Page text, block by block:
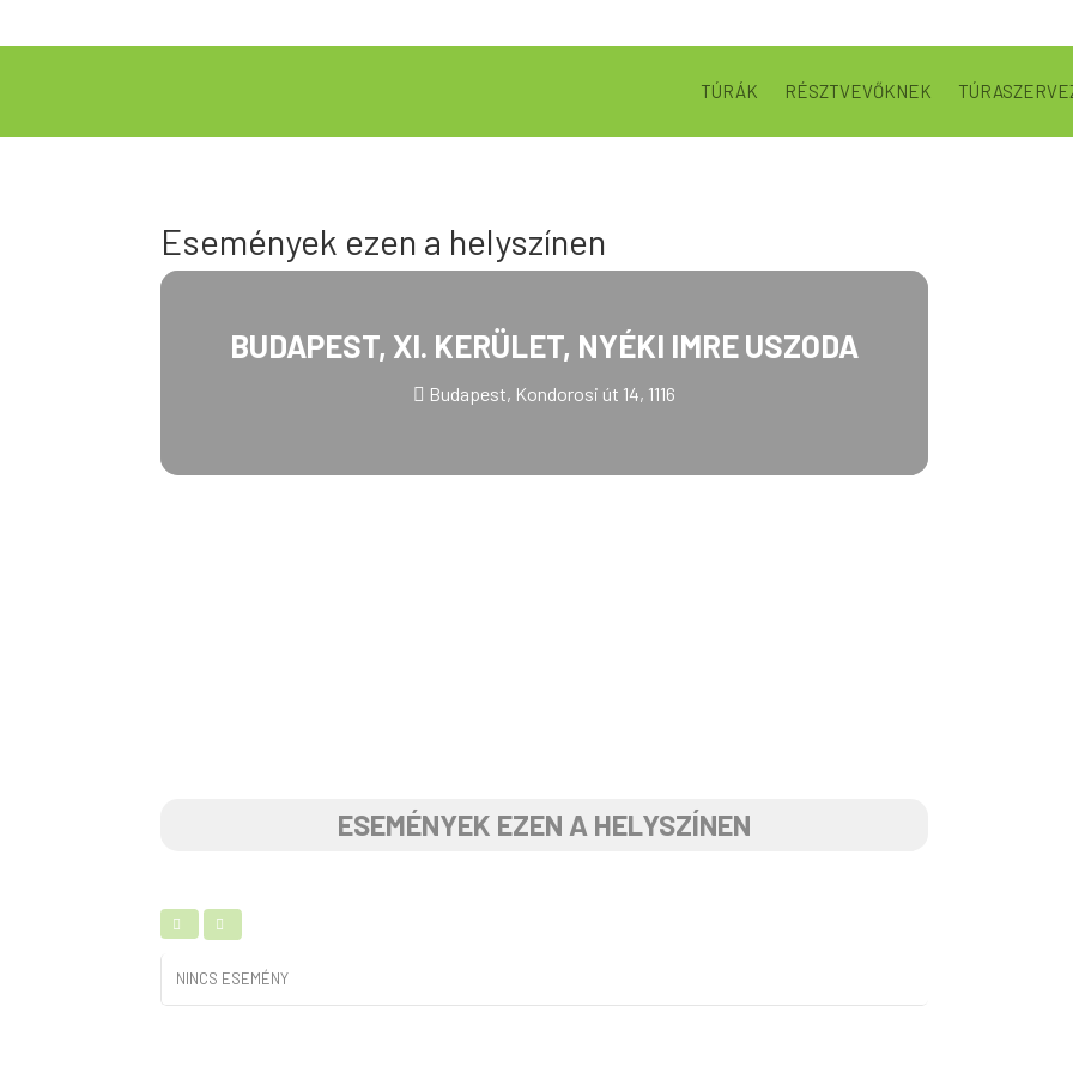
TÚRÁK RÉSZTVEVŐKNEK
Események ezen a helyszínen
BUDAPEST, XI. KERÜLET, NYÉKI IMRE USZODA
Budapest, Kondorosi út 14, 1116
ESEMÉNYEK EZEN A HELYSZÍNEN
NINCS ESEMÉNY